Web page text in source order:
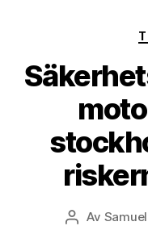
Av Samuel